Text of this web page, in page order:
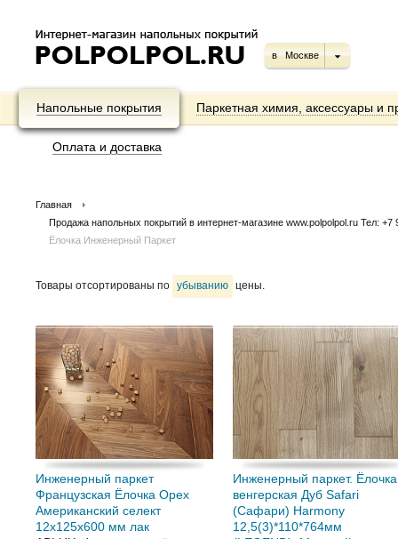
в Москве
Напольные покрытия Паркетная химия, аксессуары и
Оплата и доставка
Главная
Продажа напольных покрытий в интернет-магазине www.polpolpol.ru Тел:
Ёлочка Инженерный Паркет
Товары отсортированы по убыванию цены.
Инженерный паркет
Французская Ёлочка Орех
Американский селект
12х125х600 мм лак
Инженерный паркет. Ёлочка
венгерская Дуб Safari
(Сафари) Harmony
12,5(3)*110*764мм